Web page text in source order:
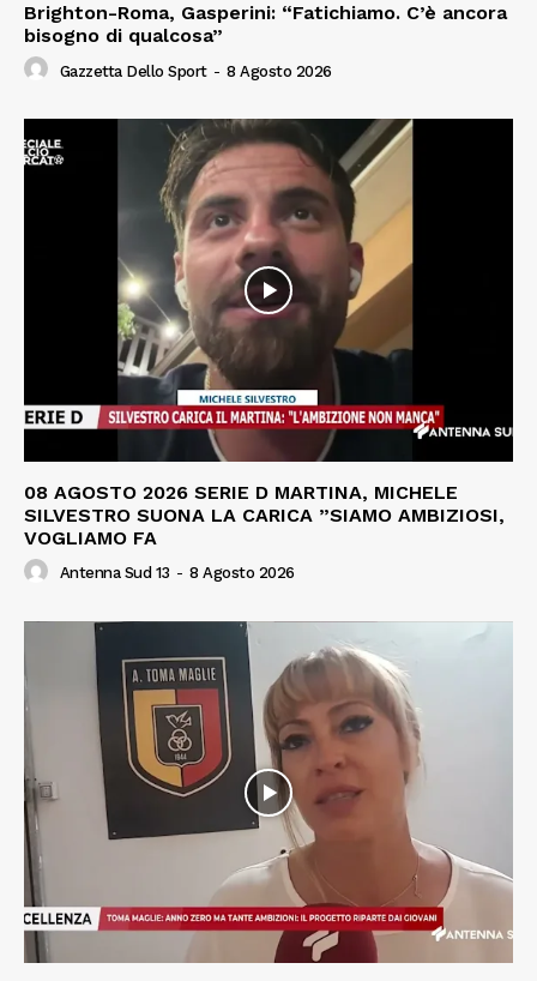
Brighton-Roma, Gasperini: “Fatichiamo. C’è ancora
bisogno di qualcosa”
Gazzetta Dello Sport - 8 Agosto 2026
08 AGOSTO 2026 SERIE D MARTINA, MICHELE
SILVESTRO SUONA LA CARICA ”SIAMO AMBIZIOSI,
VOGLIAMO FA
Antenna Sud 13 - 8 Agosto 2026